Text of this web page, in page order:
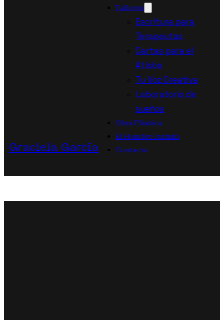
Graciela García
Talleres
Escritura para
Terapeutas
Cartas para el
Atisbo
Tu Voz Creativa
Laboratorio de
sueños
Obra Plástica
El Hombre Jazmín
Contacto